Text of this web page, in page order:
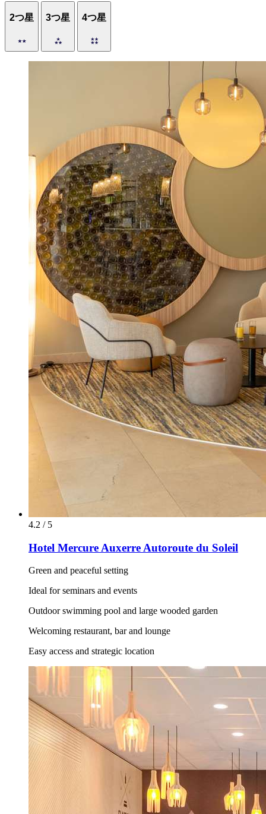
2つ星 3つ星 4つ星
4.2 / 5
Hotel Mercure Auxerre Autoroute du Soleil
Green and peaceful setting
Ideal for seminars and events
Outdoor swimming pool and large wooded garden
Welcoming restaurant, bar and lounge
Easy access and strategic location